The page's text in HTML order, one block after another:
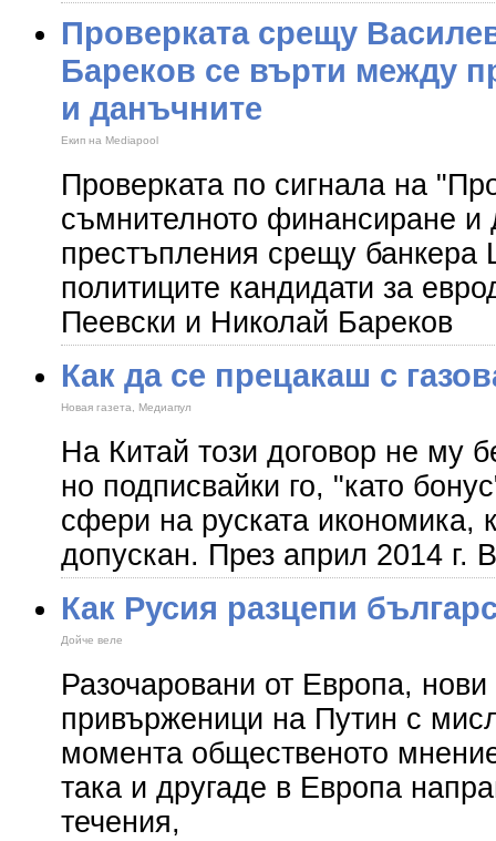
Проверката срещу
Бареков се върти между
и данъчните
Екип на Mediapool
Проверката по сигнала на
съмнителното финансиране и
престъпления срещу банкера
политиците кандидати за
Пеевски и Николай Бареков
Как да се прецакаш с
Новая газета, Медиапул
На Китай този договор не му
но подписвайки го, "като
сфери на руската икономика,
допускан. През април 2014 г.
Как Русия разцепи
Дойче веле
Разочаровани от Европа,
привърженици на Путин с
момента общественото
така и другаде в Европа
течения,